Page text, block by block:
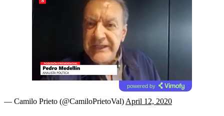
powered by
— Camilo Prieto (@CamiloPrietoVal) April 12, 2020